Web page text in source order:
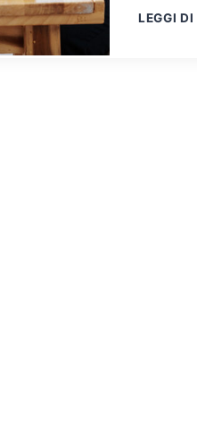
LEGGI DI